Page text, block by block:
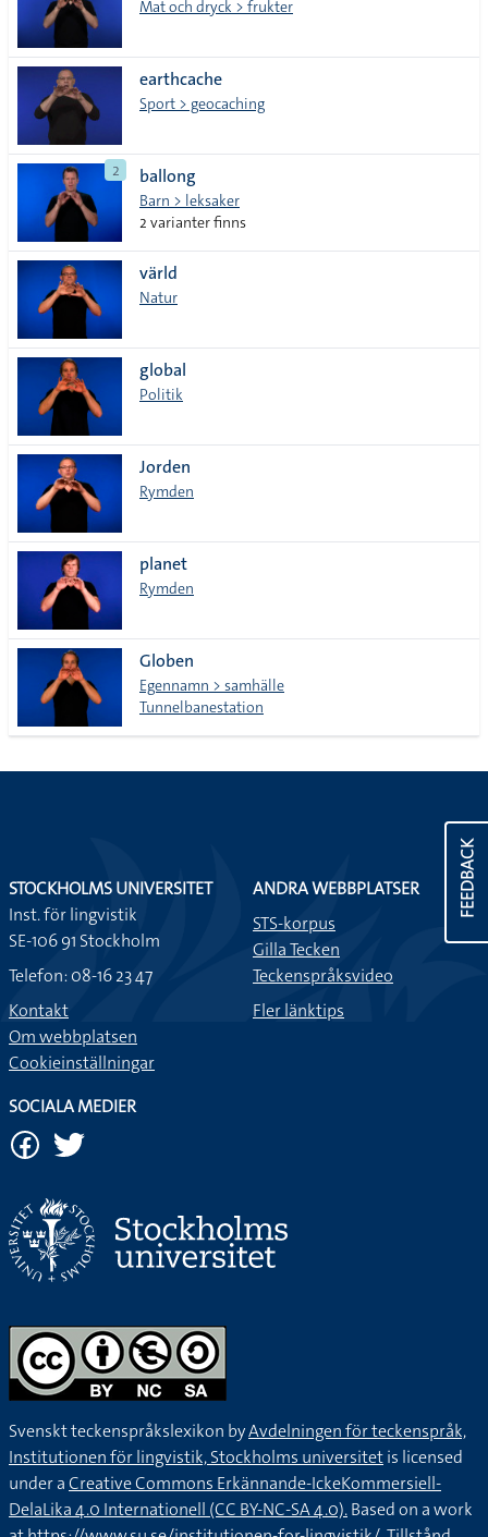
Mat och dryck > frukter
earthcache
Sport > geocaching
2 ballong
Barn > leksaker
2 varianter finns
värld
Natur
global
Politik
Jorden
Rymden
planet
Rymden
Globen
Egennamn > samhälle
Tunnelbanestation
FEEDBACK
STOCKHOLMS UNIVERSITET
Inst. för lingvistik
SE-106 91 Stockholm
Telefon: 08-16 23 47
Kontakt
Om webbplatsen
Cookieinställningar
ANDRA WEBBPLATSER
STS-korpus
Gilla Tecken
Teckenspråksvideo
Fler länktips
SOCIALA MEDIER
Svenskt teckenspråkslexikon byAvdelningen för teckenspråk,
Institutionen för lingvistik, Stockholms universitetis licensed
under aCreative Commons Erkännande-IckeKommersiell-
DelaLika 4.0 Internationell (CC BY-NC-SA 4.0).Based on a work